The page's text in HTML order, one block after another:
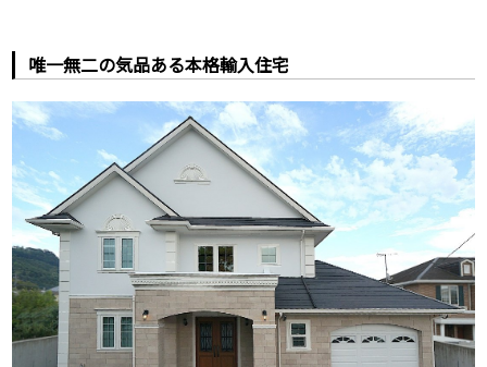
唯一無二の気品ある本格輸入住宅